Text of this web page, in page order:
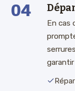
04
En cas